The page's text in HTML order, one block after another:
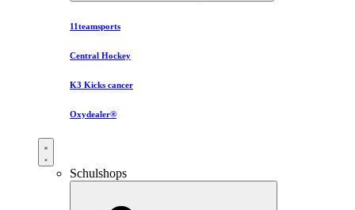
11teamsports
Central Hockey
K3 Kicks cancer
Oxydealer®
Schulshops